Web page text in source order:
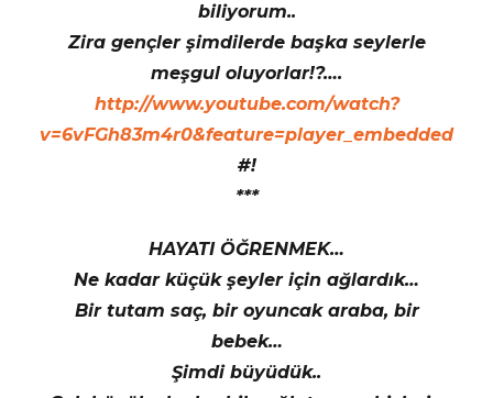
biliyorum..
Zira gençler şimdilerde başka seylerle
meşgul oluyorlar!?….
http://www.youtube.com/watch?
v=6vFGh83m4r0&feature=player_embedded
#!
***
HAYATI ÖĞRENMEK…
Ne kadar küçük şeyler için ağlardık…
Bir tutam saç, bir oyuncak araba, bir
bebek…
Şimdi büyüdük..